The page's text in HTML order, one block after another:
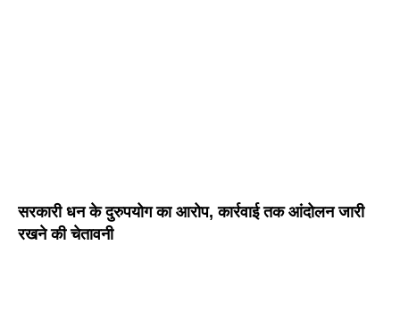
सरकारी धन के दुरुपयोग का आरोप, कार्रवाई तक आंदोलन जारी
रखने की चेतावनी